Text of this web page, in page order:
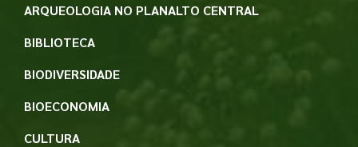
ARQUEOLOGIA NO PLANALTO CENTRAL
BIBLIOTECA
BIODIVERSIDADE
BIOECONOMIA
CULTURA